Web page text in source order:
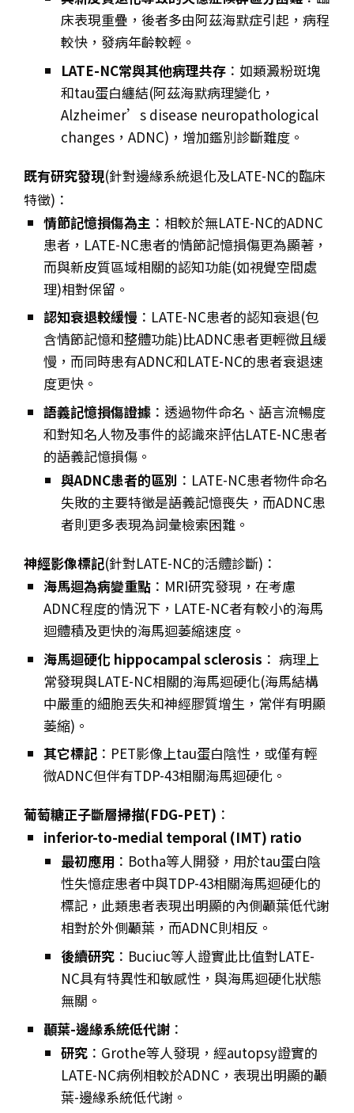
床表現重疊，後者多由阿茲海默症引起，病程
較快，發病年齡較輕。
LATE-NC常與其他病理共存 ：如類澱粉斑塊
和tau蛋白纏結(阿茲海默病理變化，
Alzheimer’s disease neuropathological
changes，ADNC)，增加鑑別診斷難度。
既有研究發現(針對邊緣系統退化及LATE-NC的臨床
特徵)：
情節記憶損傷為主 ：相較於無LATE-NC的ADNC
患者，LATE-NC患者的情節記憶損傷更為顯著，
而與新皮質區域相關的認知功能(如視覺空間處
理)相對保留。
認知衰退較緩慢 ：LATE-NC患者的認知衰退(包
含情節記憶和整體功能)比ADNC患者更輕微且緩
慢，而同時患有ADNC和LATE-NC的患者衰退速
度更快。
語義記憶損傷證據 ：透過物件命名、語言流暢度
和對知名人物及事件的認識來評估LATE-NC患者
的語義記憶損傷。
與ADNC患者的區別 ：LATE-NC患者物件命名
失敗的主要特徵是語義記憶喪失，而ADNC患
者則更多表現為詞彙檢索困難。
神經影像標記(針對LATE-NC的活體診斷)：
海馬迴為病變重點 ：MRI研究發現，在考慮
ADNC程度的情況下，LATE-NC者有較小的海馬
迴體積及更快的海馬迴萎縮速度。
海馬迴硬化 hippocampal sclerosis ： 病理上
常發現與LATE-NC相關的海馬迴硬化(海馬結構
中嚴重的細胞丟失和神經膠質增生，常伴有明顯
萎縮)。
其它標記 ：PET影像上tau蛋白陰性，或僅有輕
微ADNC但伴有TDP-43相關海馬迴硬化。
葡萄糖正子斷層掃描(FDG-PET) ：
inferior-to-medial temporal (IMT) ratio
最初應用 ：Botha等人開發，用於tau蛋白陰
性失憶症患者中與TDP-43相關海馬迴硬化的
標記，此類患者表現出明顯的內側顳葉低代謝
相對於外側顳葉，而ADNC則相反。
後續研究 ：Buciuc等人證實此比值對LATE-
NC具有特異性和敏感性，與海馬迴硬化狀態
無關。
顳葉-邊緣系統低代謝 ：
研究 ：Grothe等人發現，經autopsy證實的
LATE-NC病例相較於ADNC，表現出明顯的顳
葉-邊緣系統低代謝。